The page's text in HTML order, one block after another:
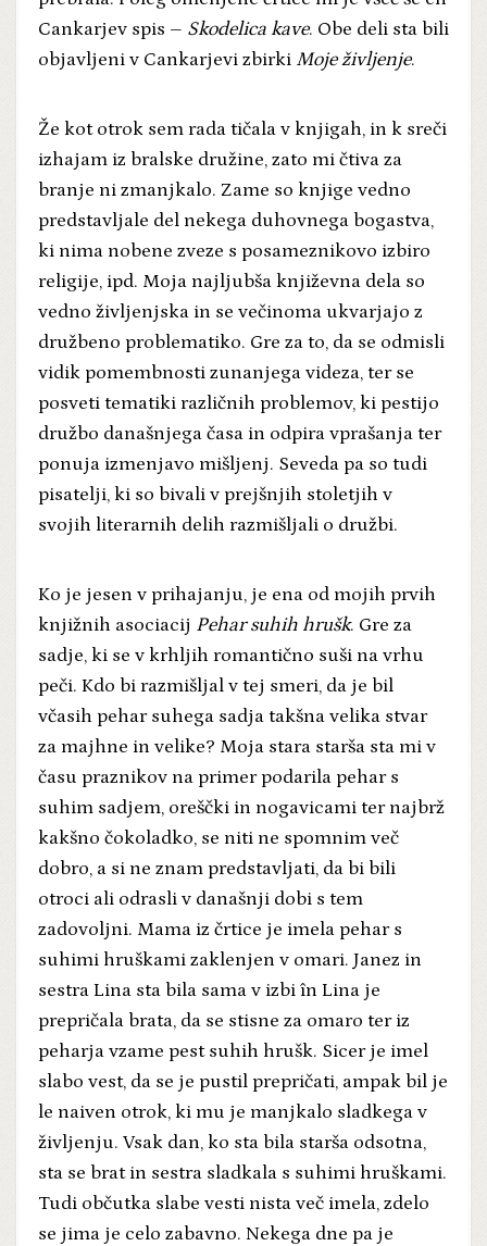
Cankarjev spis – Skodelica kave. Obe deli sta bili
objavljeni v Cankarjevi zbirki Moje življenje.
Že kot otrok sem rada tičala v knjigah, in k sreči
izhajam iz bralske družine, zato mi čtiva za
branje ni zmanjkalo. Zame so knjige vedno
predstavljale del nekega duhovnega bogastva,
ki nima nobene zveze s posameznikovo izbiro
religije, ipd. Moja najljubša književna dela so
vedno življenjska in se večinoma ukvarjajo z
družbeno problematiko. Gre za to, da se odmisli
vidik pomembnosti zunanjega videza, ter se
posveti tematiki različnih problemov, ki pestijo
družbo današnjega časa in odpira vprašanja ter
ponuja izmenjavo mišljenj. Seveda pa so tudi
pisatelji, ki so bivali v prejšnjih stoletjih v
svojih literarnih delih razmišljali o družbi.
Ko je jesen v prihajanju, je ena od mojih prvih
knjižnih asociacij Pehar suhih hrušk. Gre za
sadje, ki se v krhljih romantično suši na vrhu
peči. Kdo bi razmišljal v tej smeri, da je bil
včasih pehar suhega sadja takšna velika stvar
za majhne in velike? Moja stara starša sta mi v
času praznikov na primer podarila pehar s
suhim sadjem, oreščki in nogavicami ter najbrž
kakšno čokoladko, se niti ne spomnim več
dobro, a si ne znam predstavljati, da bi bili
otroci ali odrasli v današnji dobi s tem
zadovoljni. Mama iz črtice je imela pehar s
suhimi hruškami zaklenjen v omari. Janez in
sestra Lina sta bila sama v izbi în Lina je
prepričala brata, da se stisne za omaro ter iz
peharja vzame pest suhih hrušk. Sicer je imel
slabo vest, da se je pustil prepričati, ampak bil je
le naiven otrok, ki mu je manjkalo sladkega v
življenju. Vsak dan, ko sta bila starša odsotna,
sta se brat in sestra sladkala s suhimi hruškami.
Tudi občutka slabe vesti nista več imela, zdelo
se jima je celo zabavno. Nekega dne pa je